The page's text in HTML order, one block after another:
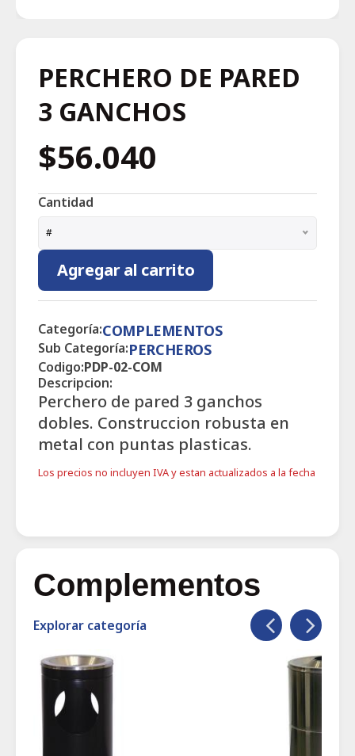
PERCHERO DE PARED
3 GANCHOS
$56.040
Cantidad
#
Agregar al carrito
Categoría:COMPLEMENTOS
Sub Categoría:PERCHEROS
Codigo:PDP-02-COM
Descripcion:
Perchero de pared 3 ganchos
dobles. Construccion robusta en
metal con puntas plasticas.
Los precios no incluyen IVA y estan actualizados a la fecha
Complementos
Explorar categoría